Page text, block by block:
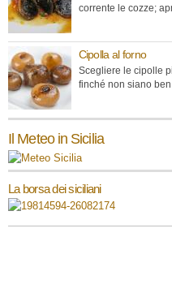
corrente le cozze;
Cipolla al forno
Scegliere le cipolle
finché non siano ben
Il Meteo in Sicilia
La borsa dei siciliani